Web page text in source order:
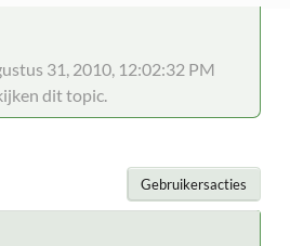
31, 2010, 12:02:32 PM
dit topic.
Gebruikersacties